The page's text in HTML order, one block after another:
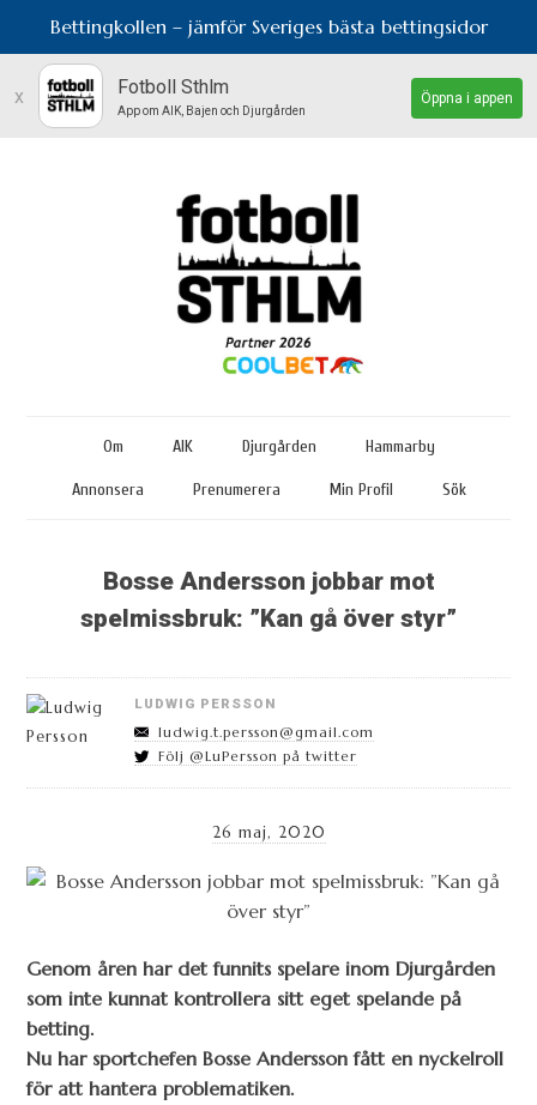
Bettingkollen – jämför Sveriges bästa bettingsidor
x Fotboll Sthlm
App om AIK, Bajen och Djurgården
Öppna i appen
Om AIK Djurgården Hammarby
Annonsera Prenumerera Min Profil Sök
Bosse Andersson jobbar mot
spelmissbruk: ”Kan gå över styr”
LUDWIG PERSSON
ludwig.t.persson@gmail.com
Följ @LuPersson på twitter
26 maj, 2020
Genom åren har det funnits spelare inom Djurgården
som inte kunnat kontrollera sitt eget spelande på
betting.
Nu har sportchefen Bosse Andersson fått en nyckelroll
för att hantera problematiken.